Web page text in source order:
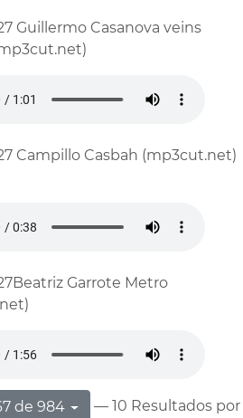
Guillermo Casanova veins
Campillo Casbah (mp3cut.net)
Garrote Metro
de 984 — 10 Resultados